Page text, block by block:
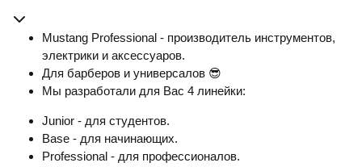
Mustang Professional - производитель инструментов,
электрики и аксессуаров.
Для барберов и универсалов 😎
Мы разработали для Вас 4 линейки:
Junior - для студентов.
Base - для начинающих.
Professional - для профессионалов.